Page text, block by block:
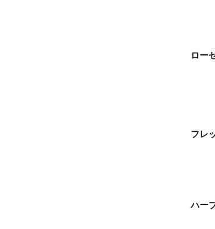
ロー
フレ
ハー